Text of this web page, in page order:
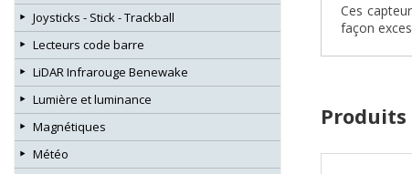
Ces
façon
Produits
Joysticks - Stick - Trackball
Lecteurs code barre
LiDAR Infrarouge Benewake
Lumière et luminance
Magnétiques
Météo